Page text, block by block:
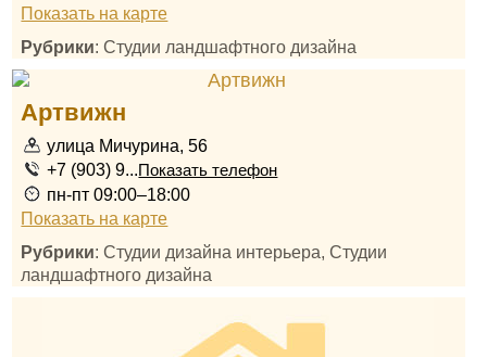
Показать на карте
Рубрики: Студии ландшафтного дизайна
Артвижн
улица Мичурина, 56
+7 (903) 9...Показать телефон
пн-пт 09:00–18:00
Показать на карте
Рубрики: Студии дизайна интерьера, Студии
ландшафтного дизайна